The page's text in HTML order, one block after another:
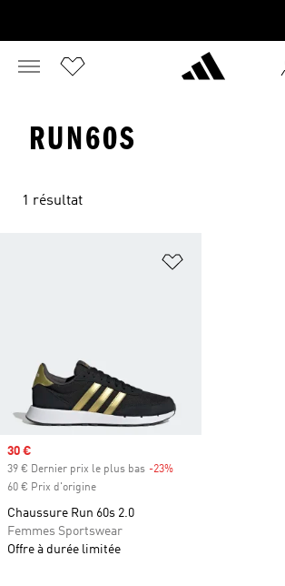
RUN60S
1 résultat
Prix soldé
30 €
39 € Dernier prix le plus bas -23%
60 € Prix d'origine
Chaussure Run 60s 2.0
Femmes Sportswear
Offre à durée limitée